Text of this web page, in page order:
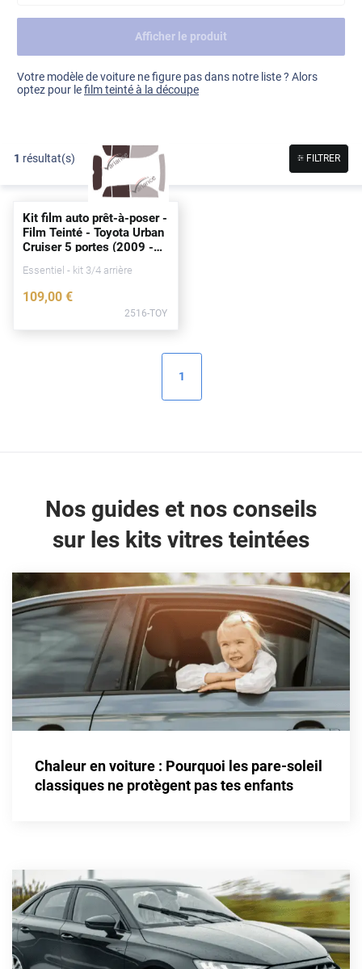
Ford
Hyundai
Land Rover
Mini
Skoda
Tesla
Toyota
Volkswagen
Alfa Romeo
Aston Martin
Buick
Byd
Voir tout
Afficher le produit
Votre modèle de voiture ne figure pas dans notre liste ? Alors
optez pour lefilm teinté à la découpe
1 résultat(s) FILTRER
Kit film auto prêt-à-poser -
Film Teinté - Toyota Urban
Cruiser 5portes (2009 -
Essentiel - kit 3/4 arrière
109,00 €
2516-TOY
1
Nos guides et nos conseils
sur les kits vitres teintées
Chaleur en voiture : Pourquoi les pare-soleil
classiques ne protègent pas tes enfants